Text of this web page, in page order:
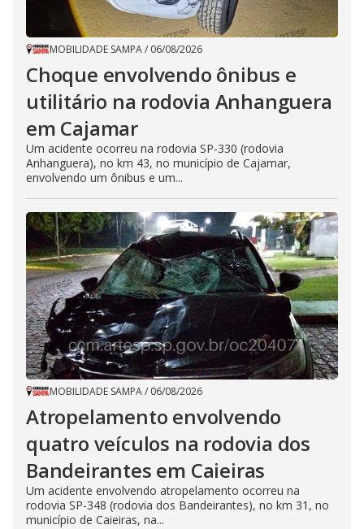
MOBILIDADE SAMPA/ 06/08/2026
Choque envolvendo ônibus e
utilitário na rodovia Anhanguera
em Cajamar
Um acidente ocorreu na rodovia SP-330 (rodovia
Anhanguera), no km 43, no município de Cajamar,
envolvendo um ônibus e um...
MOBILIDADE SAMPA/ 06/08/2026
Atropelamento envolvendo
quatro veículos na rodovia dos
Bandeirantes em Caieiras
Um acidente envolvendo atropelamento ocorreu na
rodovia SP-348 (rodovia dos Bandeirantes), no km 31, no
município de Caieiras, na...